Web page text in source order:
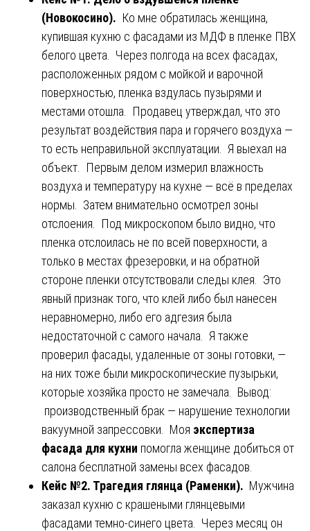
(Новокосино). Ко мне обратилась женщина,
купившая кухню с фасадами из МДФ в пленке ПВХ
белого цвета. Через полгода на всех фасадах,
расположенных рядом с мойкой и варочной
поверхностью, пленка вздулась пузырями и
местами отошла. Продавец утверждал, что это
результат воздействия пара и горячего воздуха —
то есть неправильной эксплуатации. Я выехал на
объект. Первым делом измерил влажность
воздуха и температуру на кухне — всё в пределах
нормы. Затем внимательно осмотрел зоны
отслоения. Под микроскопом было видно, что
пленка отслоилась не по всей поверхности, а
только в местах фрезеровки, и на обратной
стороне пленки отсутствовали следы клея. Это
явный признак того, что клей либо был нанесен
неравномерно, либо его адгезия была
недостаточной с самого начала. Я также
проверил фасады, удаленные от зоны готовки, —
на них тоже были микроскопические пузырьки,
которые хозяйка просто не замечала. Вывод:
производственный брак — нарушение технологии
вакуумной запрессовки. Моя экспертиза
фасада для кухни помогла женщине добиться от
салона бесплатной замены всех фасадов.
Кейс №2. Трагедия глянца (Раменки). Мужчина
заказал кухню с крашеными глянцевыми
фасадами темно-синего цвета. Через месяц он